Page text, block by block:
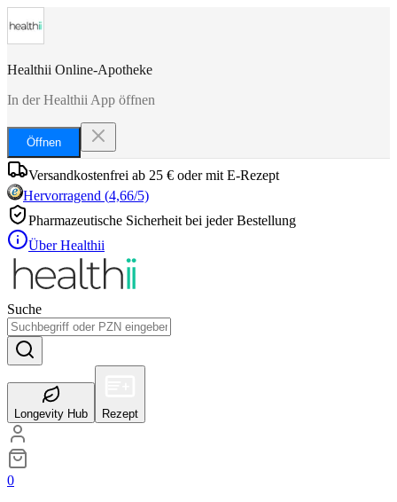
Healthii Online-Apotheke
In der Healthii App öffnen
Öffnen
Versandkostenfrei ab 25 € oder mit E-Rezept
Hervorragend (4,66/5)
Pharmazeutische Sicherheit bei jeder Bestellung
Über Healthii
Suche
Longevity Hub Rezept
0